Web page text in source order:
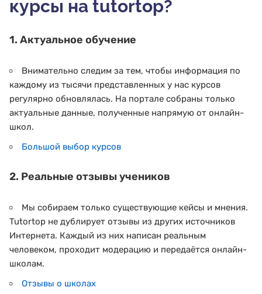
курсы на tutortop?
1. Актуальное обучение
Внимательно следим за тем, чтобы информация по
каждому из тысячи представленных у нас курсов
регулярно обновлялась. На портале собраны только
актуальные данные, полученные напрямую от онлайн-
школ.
Большой выбор курсов
2. Реальные отзывы учеников
Мы собираем только существующие кейсы и мнения.
Tutortop не дублирует отзывы из других источников
Интернета. Каждый из них написан реальным
человеком, проходит модерацию и передаётся онлайн-
школам.
Отзывы о школах